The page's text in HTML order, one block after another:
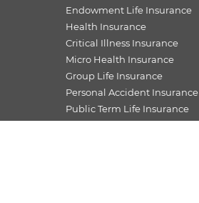
Endowment Life Insurance
Health Insurance
Critical Illness Insurance
Micro Health Insurance
Group Life Insurance
Personal Accident Insurance
Public Term Life Insurance